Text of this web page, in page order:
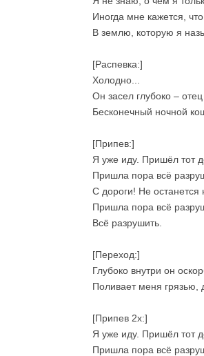
Иногда мне кажется,
В землю, которую я
[Распевка:]
Холодно...
Он засел глубоко – отец
Бесконечный ночной
[Припев:]
Я уже иду. Пришёл тот
Пришла пора всё
С дороги! Не останется
Пришла пора всё
Всё разрушить.
[Переход:]
Глубоко внутри он
Поливает меня грязью,
[Припев 2x:]
Я уже иду. Пришёл тот
Пришла пора всё